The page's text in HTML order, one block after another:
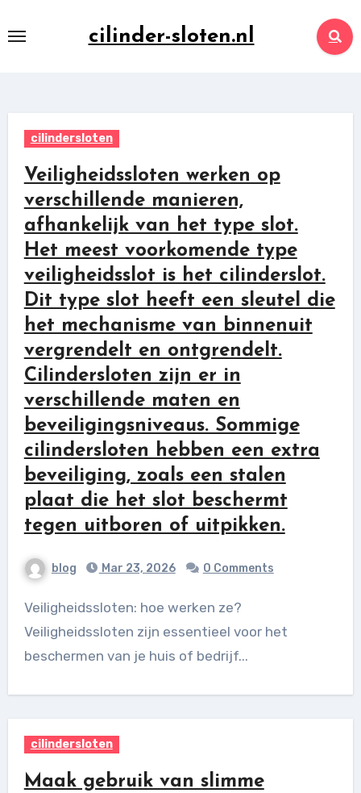
to
cilinder-sloten.nl
cilindersloten
Veiligheidssloten werken op
verschillende manieren,
afhankelijk van het type slot.
Het meest voorkomende type
veiligheidsslot is het cilinderslot.
Dit type slot heeft een sleutel die
het mechanisme van binnenuit
vergrendelt en ontgrendelt.
Cilindersloten zijn er in
verschillende maten en
beveiligingsniveaus. Sommige
cilindersloten hebben een extra
beveiliging, zoals een stalen
plaat die het slot beschermt
tegen uitboren of uitpikken.
blog Mar 23, 2026 0 Comments
Veiligheidssloten: hoe werken ze?
Veiligheidssloten zijn essentieel voor het
beschermen van je huis of bedrijf...
cilindersloten
Maak gebruik van slimme